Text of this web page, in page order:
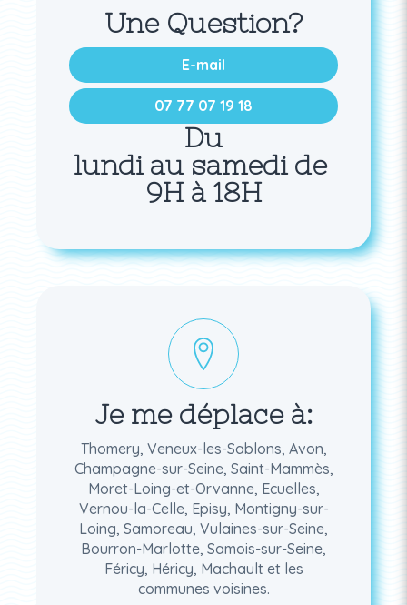
Je me déplace à:
Thomery, Veneux-les-Sablons, Avon,
Champagne-sur-Seine, Saint-Mammès,
Moret-Loing-et-Orvanne, Ecuelles,
Vernou-la-Celle, Episy, Montigny-sur-
Loing, Samoreau, Vulaines-sur-Seine,
Bourron-Marlotte, Samois-sur-Seine,
Féricy, Héricy, Machault et les
communes voisines.
Une Question?
E-mail
07 77 07 19 18
Du
lundi au samedi de
9H à 18H